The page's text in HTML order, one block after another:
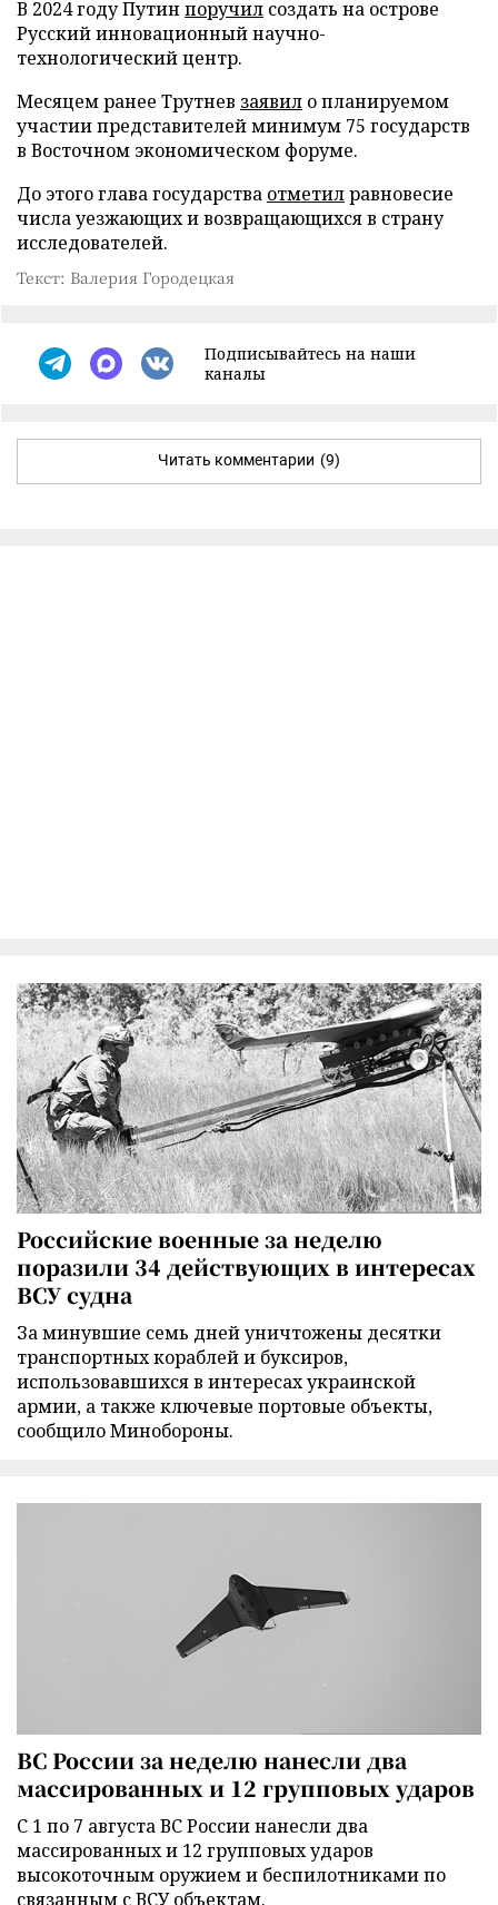
В 2024 году Путин поручил создать на острове
Русский инновационный научно-
технологический центр.
Месяцем ранее Трутнев заявил о планируемом
участии представителей минимум 75 государств
в Восточном экономическом форуме.
До этого глава государства отметилравновесие
числа уезжающих и возвращающихся в страну
исследователей.
Текст: Валерия Городецкая
Подписывайтесь на наши
каналы
Читать комментарии (9)
Российские военные за неделю
поразили 34 действующих в интересах
ВСУ судна
За минувшие семь дней уничтожены десятки
транспортных кораблей и буксиров,
использовавшихся в интересах украинской
армии, а также ключевые портовые объекты,
сообщило Минобороны.
ВС России за неделю нанесли два
массированных и 12 групповых ударов
С 1 по 7 августа ВС России нанесли два
массированных и 12 групповых ударов
высокоточным оружием и беспилотниками по
связанным с ВСУ объектам.